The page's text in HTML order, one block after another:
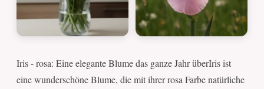
Iris - rosa: Eine elegante Blume das ganze Jahr überIris ist
eine wunderschöne Blume, die mit ihrer rosa Farbe natürliche